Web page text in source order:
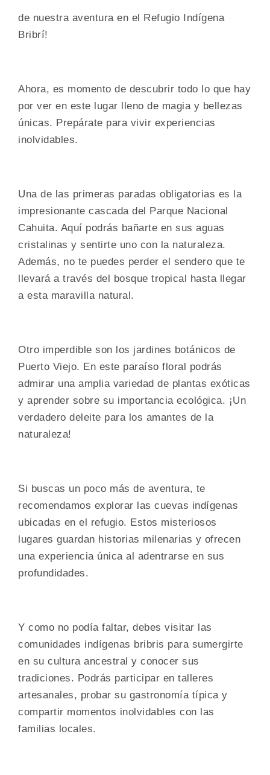
de nuestra aventura en el Refugio Indígena
Bribrí!
Ahora, es momento de descubrir todo lo que hay
por ver en este lugar lleno de magia y bellezas
únicas. Prepárate para vivir experiencias
inolvidables.
Una de las primeras paradas obligatorias es la
impresionante cascada del Parque Nacional
Cahuita. Aquí podrás bañarte en sus aguas
cristalinas y sentirte uno con la naturaleza.
Además, no te puedes perder el sendero que te
llevará a través del bosque tropical hasta llegar
a esta maravilla natural.
Otro imperdible son los jardines botánicos de
Puerto Viejo. En este paraíso floral podrás
admirar una amplia variedad de plantas exóticas
y aprender sobre su importancia ecológica. ¡Un
verdadero deleite para los amantes de la
naturaleza!
Si buscas un poco más de aventura, te
recomendamos explorar las cuevas indígenas
ubicadas en el refugio. Estos misteriosos
lugares guardan historias milenarias y ofrecen
una experiencia única al adentrarse en sus
profundidades.
Y como no podía faltar, debes visitar las
comunidades indígenas bribris para sumergirte
en su cultura ancestral y conocer sus
tradiciones. Podrás participar en talleres
artesanales, probar su gastronomía típica y
compartir momentos inolvidables con las
familias locales.